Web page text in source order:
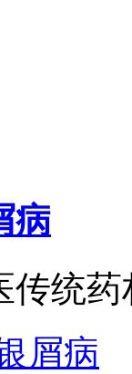
病
传统
屑病